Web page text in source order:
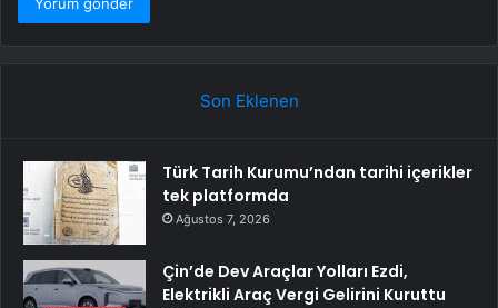
Son Eklenen
Türk Tarih Kurumu’ndan tarihi içerikler
tek platformda
Ağustos 7, 2026
Çin’de Dev Araçlar Yolları Ezdi,
Elektrikli Araç Vergi Gelirini Kuruttu